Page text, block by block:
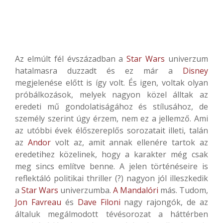
Az elmúlt fél évszázadban aStar Wars univerzum
hatalmasra duzzadt és ez már a Disney
megjelenése előtt is így volt. És igen, voltak olyan
próbálkozások, melyek nagyon közel álltak az
eredeti mű gondolatiságához és stílusához, de
személy szerint úgy érzem, nem ez a jellemző. Ami
az utóbbi évek élőszereplős sorozatait illeti, talán
az Andorvolt az, amit annak ellenére tartok az
eredetihez közelinek, hogy a karakter még csak
meg sincs említve benne. A jelen történéseire is
reflektáló politikai thriller (?) nagyon jól illeszkedik
a Star Wars univerzumba. A Mandalóri más. Tudom,
Jon Favreau és Dave Filoni nagy rajongók, de az
általuk megálmodott tévésorozat a háttérben